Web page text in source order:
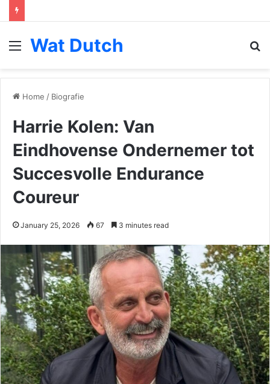
Menu
Wat Dutch
Home / Biografie
Harrie Kolen: Van
Eindhovense Ondernemer tot
Succesvolle Endurance
Coureur
January 25, 2026 67 3 minutes read